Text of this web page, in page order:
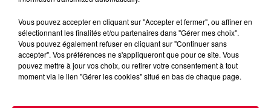
Vous pouvez accepter en cliquant sur "Accepter et fermer", ou affiner en
sélectionnant les finalités et/ou partenaires dans "Gérer mes choix".
Vous pouvez également refuser en cliquant sur "Continuer sans
accepter". Vos préférences ne s'appliqueront que pour ce site. Vous
pouvez mettre à jour vos choix, ou retirer votre consentement à tout
moment via le lien "Gérer les cookies" situé en bas de chaque page.